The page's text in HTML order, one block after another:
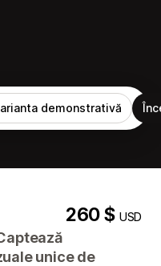
demonstrativă
260 $USD
unice de